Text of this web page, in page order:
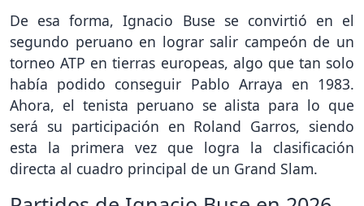
De esa forma, Ignacio Buse se convirtió en el
segundo peruano en lograr salir campeón de un
torneo ATP en tierras europeas, algo que tan solo
había podido conseguir Pablo Arraya en 1983.
Ahora, el tenista peruano se alista para lo que
será su participación en Roland Garros, siendo
esta la primera vez que logra la clasificación
directa al cuadro principal de un Grand Slam.